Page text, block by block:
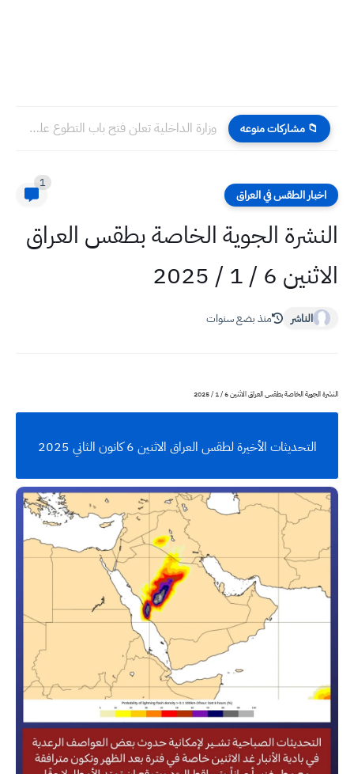
📁 مشاركات منوعه وزارة الداخلية تعلن فتح باب التطوع على ملاكها بصفة عقد...
اخبار الطقس في العراق
1
النشرة الجوية الخاصة بطقس العراق
الاثنين 6 / 1 / 2025
الناشر منذ بضع سنوات
النشرة الجوية الخاصة بطقس العراق الاثنين 6 / 1 / 2025
التحديثات الأخيرة لطقس العراق الاثنين 6 كانون الثاني 2025